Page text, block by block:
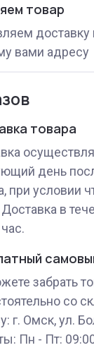
товар
доставку
вами адресу
товара
день
при условии
в
забрать
со
г. Омск, ул.
Пн - Пт: